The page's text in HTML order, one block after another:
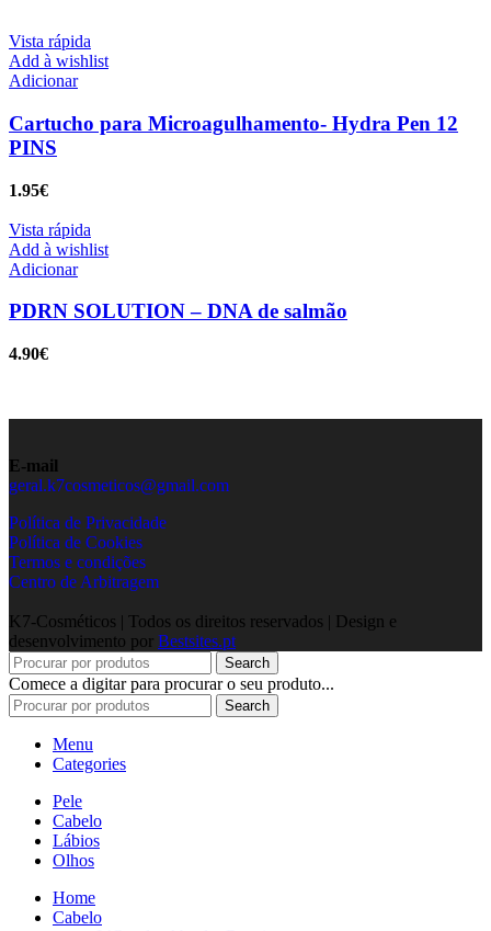
Vista rápida
Add à wishlist
Adicionar
Cartucho para Microagulhamento- Hydra Pen 12
PINS
1.95€
Vista rápida
Add à wishlist
Adicionar
PDRN SOLUTION – DNA de salmão
4.90€
E-mail
geral.k7cosmeticos@gmail.com
Política de Privacidade
Política de Cookies
Termos e condições
Centro de Arbitragem
K7-Cosméticos | Todos os direitos reservados | Design e
desenvolvimento por Bestsites.pt
Search
Comece a digitar para procurar o seu produto...
Search
Menu
Categories
Pele
Cabelo
Lábios
Olhos
Home
Cabelo